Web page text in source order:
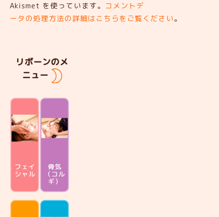
Akismet を使っています。 コメントデ
ータの処理方法の詳細はこちらをご覧ください。
リボーンのメ
ニュー
フェイ
シャル
骨気
（コル
ギ）